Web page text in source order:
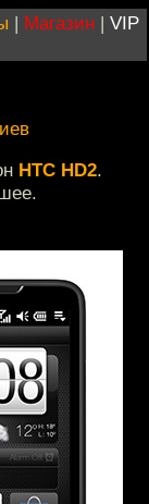
| Магазин | VIP
HTC HD2.